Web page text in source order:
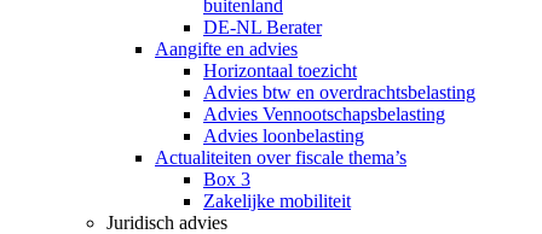
buitenland
DE-NL Berater
Aangifte en advies
Horizontaal toezicht
Advies btw en overdrachtsbelasting
Advies Vennootschapsbelasting
Advies loonbelasting
Actualiteiten over fiscale thema’s
Box 3
Zakelijke mobiliteit
Juridisch advies